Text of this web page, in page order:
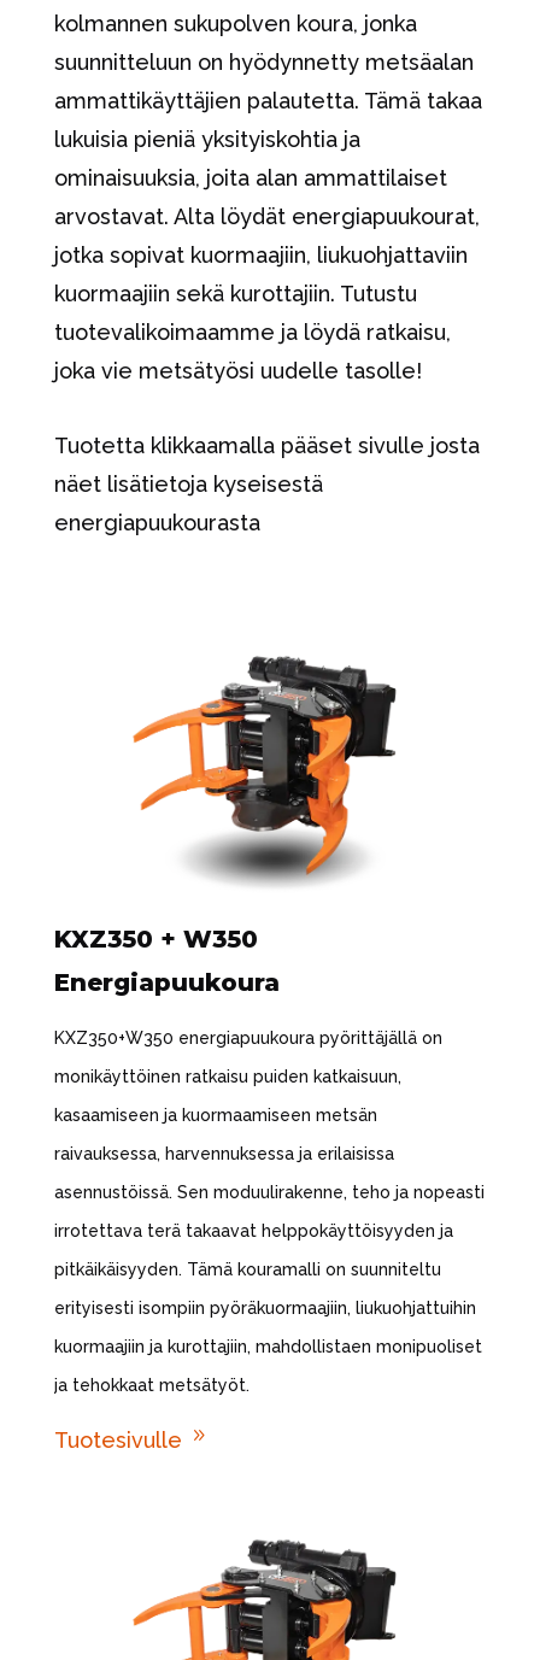
kolmannen sukupolven koura, jonka
suunnitteluun on hyödynnetty metsäalan
ammattikäyttäjien palautetta. Tämä takaa
lukuisia pieniä yksityiskohtia ja
ominaisuuksia, joita alan ammattilaiset
arvostavat. Alta löydät energiapuukourat,
jotka sopivat kuormaajiin, liukuohjattaviin
kuormaajiin sekä kurottajiin. Tutustu
tuotevalikoimaamme ja löydä ratkaisu,
joka vie metsätyösi uudelle tasolle!
Tuotetta klikkaamalla pääset sivulle josta
näet lisätietoja kyseisestä
energiapuukourasta
KXZ350 + W350
Energiapuukoura
KXZ350+W350 energiapuukoura pyörittäjällä on
monikäyttöinen ratkaisu puiden katkaisuun,
kasaamiseen ja kuormaamiseen metsän
raivauksessa, harvennuksessa ja erilaisissa
asennustöissä. Sen moduulirakenne, teho ja nopeasti
irrotettava terä takaavat helppokäyttöisyyden ja
pitkäikäisyyden. Tämä kouramalli on suunniteltu
erityisesti isompiin pyöräkuormaajiin, liukuohjattuihin
kuormaajiin ja kurottajiin, mahdollistaen monipuoliset
ja tehokkaat metsätyöt.
Tuotesivulle 9